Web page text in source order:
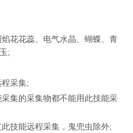
花花蕊、电气水晶、蝴蝶、青
;
采集;
集的采集物都不能用此技能采
技能远程采集，鬼兜虫除外;